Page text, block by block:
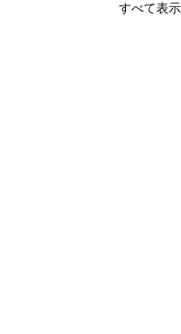
すべて表示